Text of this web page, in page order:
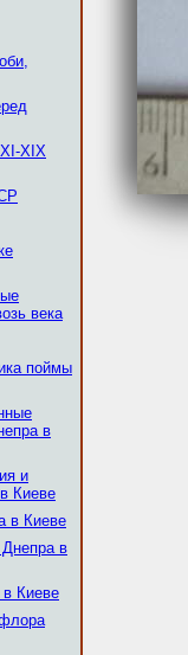
XIX
века
поймы
в
и
Киеве
в Киеве
в
Киеве